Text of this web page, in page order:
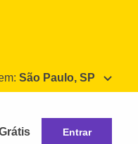
São Paulo, SP
Entrar